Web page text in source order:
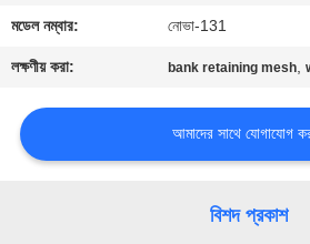
গুণমান
নিয়ন্ত্রণ
আমাদের
সাথে
মডেল নম্বার: নোভা-131
লক্ষণীয় করা: bank retaining mesh,
আমাদের সাথে যোগাযোগ
বিশদ প্রকাশ